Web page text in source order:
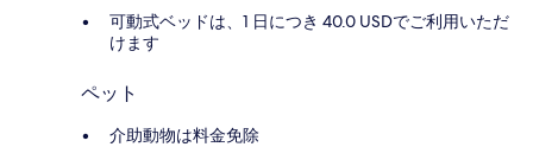
可動式ベッドは、1 日につき 40.0 USDでご利用いただ
けます
ペット
介助動物は料金免除